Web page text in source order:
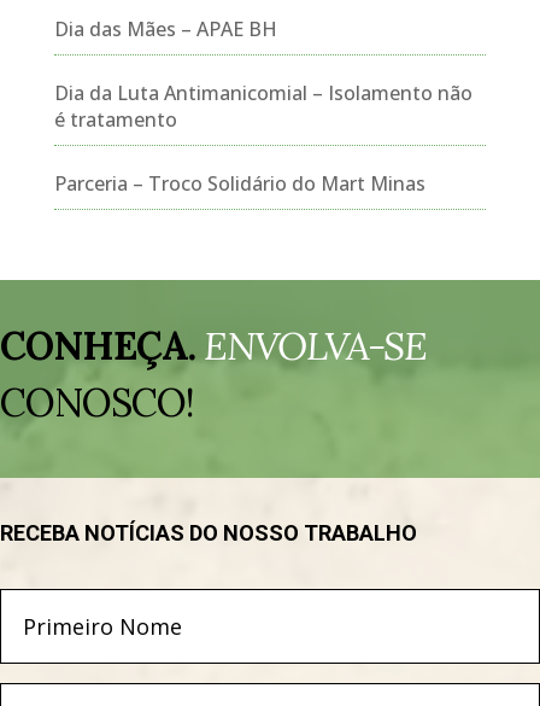
Dia das Mães – APAE BH
Dia da Luta Antimanicomial – Isolamento não
é tratamento
Parceria – Troco Solidário do Mart Minas
de
vídeo
CONHEÇA.ENVOLVA-SE
CONOSCO!
RECEBA NOTÍCIAS DO NOSSO TRABALHO